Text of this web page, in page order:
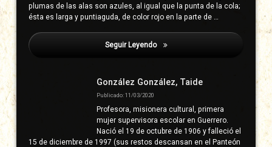
plumas de las alas son azules, al igual que la punta de la cola;
ésta es larga y puntiaguda, de color rojo en la parte de …
Seguir Leyendo Gonzaga Vieyra, Luis
González González, Taide
Publicado: 11/03/2020
Profesora, misionera cultural, primera
mujer supervisora escolar en Guerrero.
Nació el 19 de octubre de 1906 y falleció el
15 de diciembre de 1997 (sus restos descansan en el Panteón